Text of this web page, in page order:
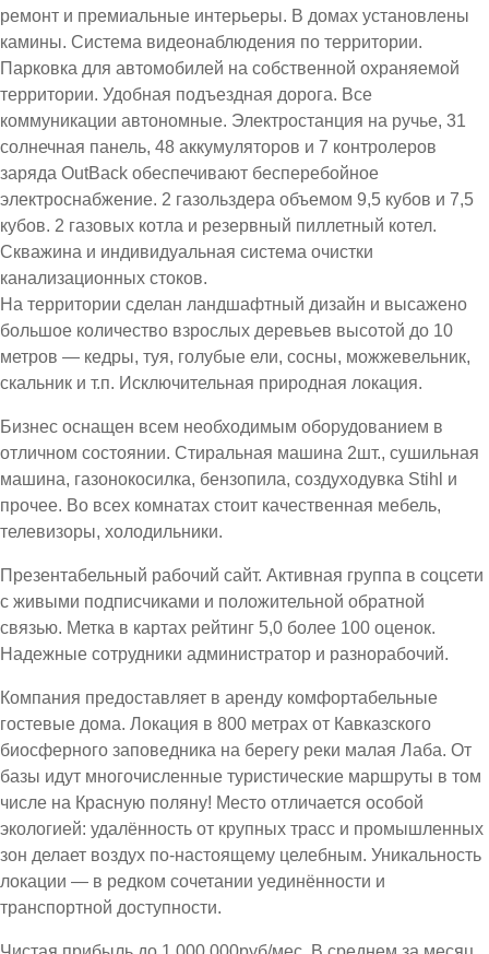
ремонт и премиальные интерьеры. В домах установлены
камины. Система видеонаблюдения по территории.
Парковка для автомобилей на собственной охраняемой
территории. Удобная подъездная дорога. Все
коммуникации автономные. Электростанция на ручье, 31
солнечная панель, 48 аккумуляторов и 7 контролеров
заряда OutBack обеспечивают бесперебойное
электроснабжение. 2 газольздера объемом 9,5 кубов и 7,5
кубов. 2 газовых котла и резервный пиллетный котел.
Скважина и индивидуальная система очистки
канализационных стоков.
На территории сделан ландшафтный дизайн и высажено
большое количество взрослых деревьев высотой до 10
метров — кедры, туя, голубые ели, сосны, можжевельник,
скальник и т.п. Исключительная природная локация.
Бизнес оснащен всем необходимым оборудованием в
отличном состоянии. Стиральная машина 2шт., сушильная
машина, газонокосилка, бензопила, создуходувка Stihl и
прочее. Во всех комнатах стоит качественная мебель,
телевизоры, холодильники.
Презентабельный рабочий сайт. Активная группа в соцсети
с живыми подписчиками и положительной обратной
связью. Метка в картах рейтинг 5,0 более 100 оценок.
Надежные сотрудники администратор и разнорабочий.
Компания предоставляет в аренду комфортабельные
гостевые дома. Локация в 800 метрах от Кавказского
биосферного заповедника на берегу реки малая Лаба. От
базы идут многочисленные туристические маршруты в том
числе на Красную поляну! Место отличается особой
экологией: удалённость от крупных трасс и промышленных
зон делает воздух по-настоящему целебным. Уникальность
локации — в редком сочетании уединённости и
транспортной доступности.